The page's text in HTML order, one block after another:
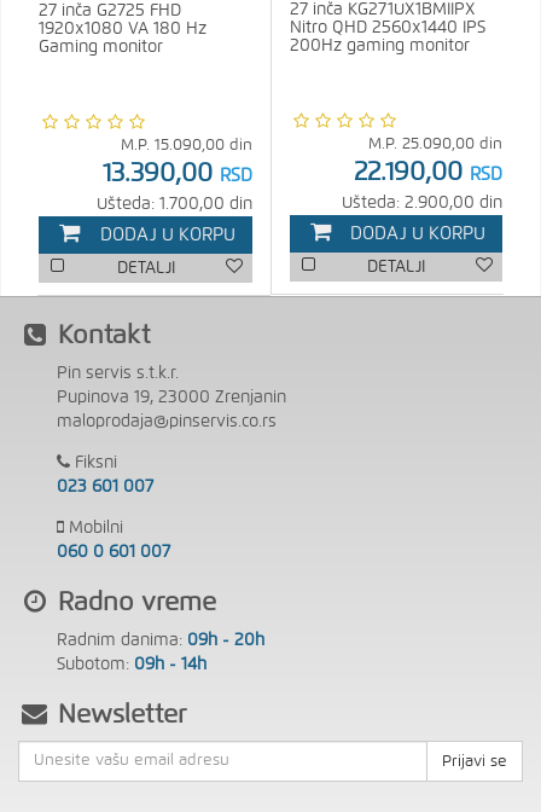
27 inča G2725 FHD
1920x1080 VA 180 Hz
Gaming monitor
M.P. 15.090,00 din
13.390,00 RSD
Ušteda: 1.700,00 din
DODAJ U KORPU
DETALJI
27 inča KG271UX1BMIIPX
Nitro QHD 2560x1440 IPS
200Hz gaming monitor
M.P. 25.090,00 din
22.190,00 RSD
Ušteda: 2.900,00 din
DODAJ U KORPU
DETALJI
Kontakt
Pin servis s.t.k.r.
Pupinova 19, 23000 Zrenjanin
maloprodaja@pinservis.co.rs
Fiksni
023 601 007
Mobilni
060 0 601 007
Radno vreme
Radnim danima: 09h - 20h
Subotom: 09h - 14h
Newsletter
Prijavi se